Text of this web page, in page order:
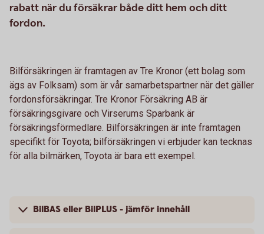
rabatt när du försäkrar både ditt hem och ditt
fordon.
Bilförsäkringen är framtagen av Tre Kronor (ett bolag som
ägs av Folksam) som är vår samarbetspartner när det gäller
fordonsförsäkringar. Tre Kronor Försäkring AB är
försäkringsgivare och Virserums Sparbank är
försäkringsförmedlare. Bilförsäkringen är inte framtagen
specifikt för Toyota; bilförsäkringen vi erbjuder kan tecknas
för alla bilmärken, Toyota är bara ett exempel.
BilBAS eller BilPLUS - jämför innehåll